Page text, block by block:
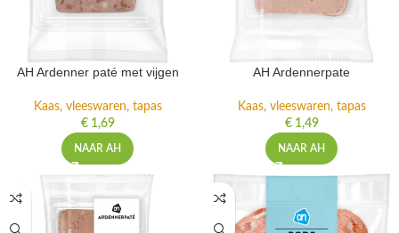
AH Ardenner paté met vijgen
Kaas, vleeswaren, tapas
€1,69
NAAR AH
AH Ardennerpate
Kaas, vleeswaren, tapas
€1,49
NAAR AH